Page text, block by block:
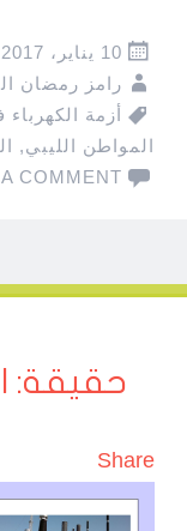
10 يناير، 2017
رامز رمضان
أزمة
المواطن الليبي,
COMMENT
حقيقة:
Share